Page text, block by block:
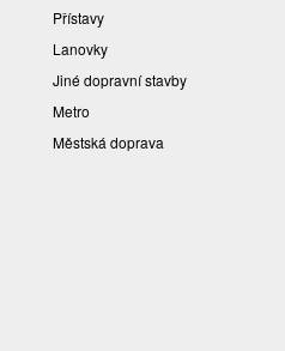
Přístavy
Lanovky
Jiné dopravní stavby
Metro
Městská doprava